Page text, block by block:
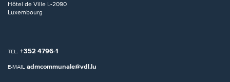
Hôtel de Ville L-2090
Luxembourg
TEL. +352 4796-1
E-MAIL admcommunale@vdl.lu